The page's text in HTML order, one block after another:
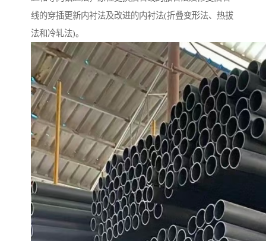
线的穿插更新内衬法及改进的内衬法(折叠变形法、热拔
法和冷轧法)。